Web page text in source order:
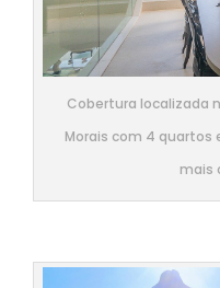
Cobertura localizada
Morais com 4 quartos
mais